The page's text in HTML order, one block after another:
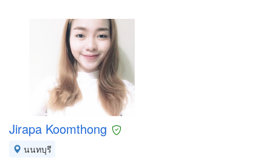
Jirapa Koomthong
นนทบุรี